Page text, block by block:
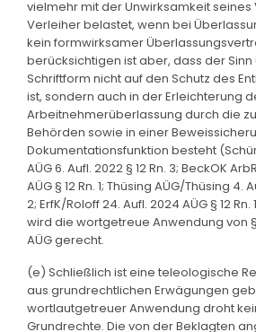
vielmehr mit der Unwirksamkeit
Verleiher belastet, wenn bei
kein formwirksamer
berücksichtigen ist aber, dass der
Schriftform nicht auf den Schutz des
ist, sondern auch in der Erleichterung
Arbeitnehmerüberlassung durch die
Behörden sowie in einer
Dokumentationsfunktion besteht
AÜG 6. Aufl. 2022 § 12 Rn. 3; BeckOK
AÜG § 12 Rn. 1; Thüsing AÜG/Thüsing 4.
2; ErfK/Roloff 24. Aufl. 2024 AÜG § 12
wird die wortgetreue Anwendung von §
AÜG gerecht.
(e) Schließlich ist eine teleologische
aus grundrechtlichen Erwägungen
wortlautgetreuer Anwendung droht
Grundrechte. Die von der Beklagten